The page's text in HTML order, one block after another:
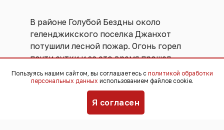
В районе Голубой Бездны около
геленджикского поселка Джанхот
потушили лесной пожар. Огонь горел
почти сутки и за это время прошел
около 1,1 гектара.
Сообщение о возгорании под
Джанхотом поступило в краевой
Пользуясь нашим сайтом, вы соглашаетесь с политикой обработки
персональных данных использованием файлов cookie.
Я согласен